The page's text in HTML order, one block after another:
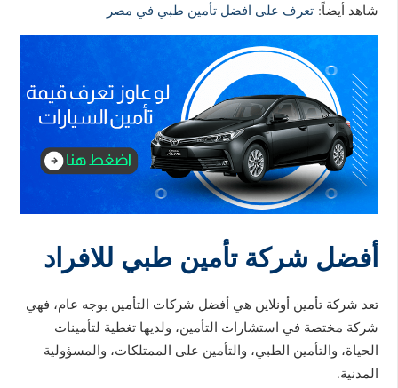
شاهد أيضاً:تعرف على افضل تأمين طبي في مصر
أفضل شركة تأمين طبي للافراد
تعد شركة تأمين أونلاين هي أفضل شركات التأمين بوجه عام، فهي
شركة مختصة في استشارات التأمين، ولديها تغطية لتأمينات
الحياة، والتأمين الطبي، والتأمين على الممتلكات، والمسؤولية
المدنية.